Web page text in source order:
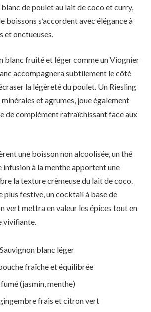
de poulet au lait de coco et curry,
boissons s’accordent avec élégance à
et onctueuses.
blanc fruité et léger comme un Viognier
accompagnera subtilement le côté
la légèreté du poulet. Un Riesling
minérales et agrumes, joue également
de complément rafraîchissant face aux
une boisson non alcoolisée, un thé
infusion à la menthe apportent une
la texture crèmeuse du lait de coco.
plus festive, un cocktail à base de
vert mettra en valeur les épices tout en
vivifiante.
blanc léger
bouche fraîche et équilibrée
(jasmin, menthe)
frais et citron vert